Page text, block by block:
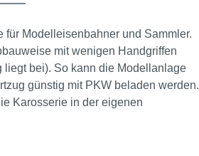
Modelleisenbahner und Sammler.
mit wenigen Handgriffen
bei). So kann die Modellanlage
günstig mit PKW beladen werden.
Karosserie in der eigenen